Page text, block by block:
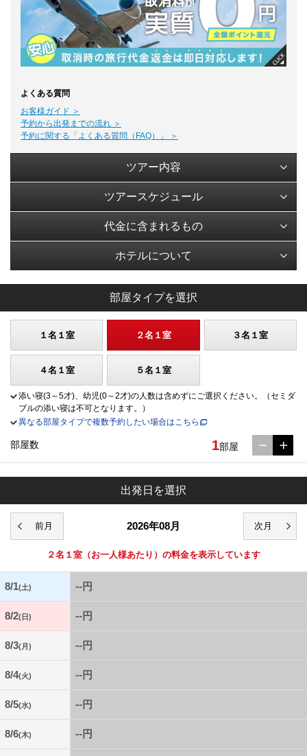
よくある質問
お客様ガイド ＞
予約から出発までの流れ ＞
予約に関する「よくある質問（FAQ）」 ＞
ツアー内容
ツアースケジュール
代金に含まれるもの
ホテルについて
部屋タイプを選択
１名１室 ２名１室 ３名１室
４名１室 ５名１室
添い寝(3～5才)、幼児(0～2才)の人数は含めずにご選択ください。（セミダ
ブルの添い寝は不可となります。）
異なる部屋タイプで複数予約したい場合はこちら
部屋数 1部屋
出発日を選択
2026年08月
２名１室 （お一人様あたり）の料金を表示しています
8/1(土) --円
8/2(日) --円
8/3(月) --円
8/4(火) --円
8/5(水) --円
8/6(木) --円